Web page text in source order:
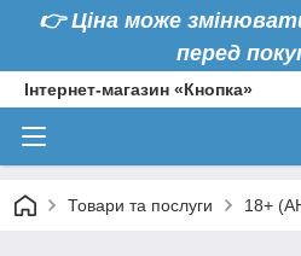
👉Ціна може
перед
Інтернет-магазин «Кнопка»
Товари та послуги 18+